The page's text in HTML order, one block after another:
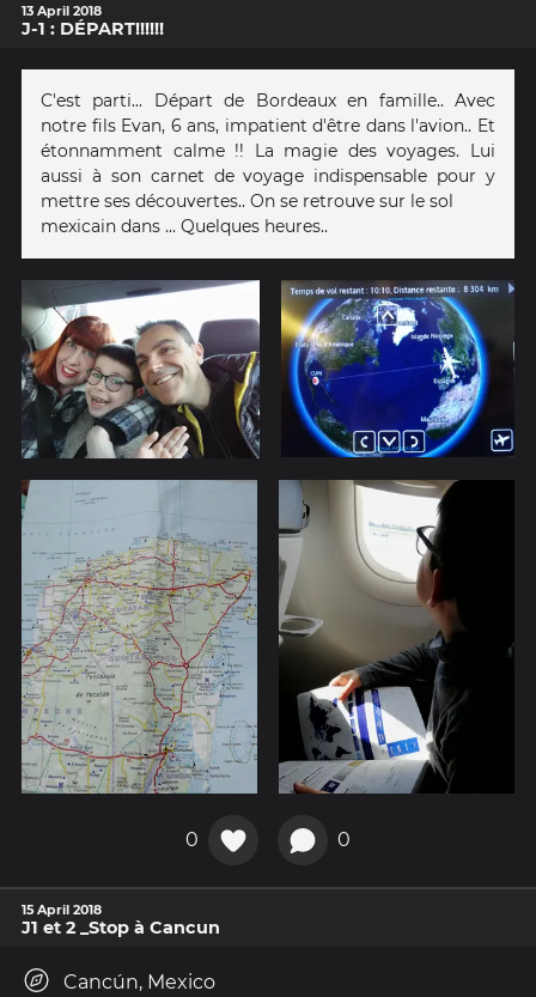
13 April 2018
J-1 : DÉPART!!!!!!
C'est parti... Départ de Bordeaux en famille.. Avec
notre fils Evan, 6 ans, impatient d'être dans l'avion.. Et
étonnamment calme !! La magie des voyages. Lui
aussi à son carnet de voyage indispensable pour y
mettre ses découvertes.. On se retrouve sur le sol
mexicain dans ... Quelques heures..
0 0
15 April 2018
J1 et 2 _Stop à Cancun
Cancún, Mexico